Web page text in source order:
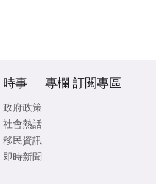
時事
政府政策
社會熱話
移民資訊
即時新聞
專欄 訂閱專區